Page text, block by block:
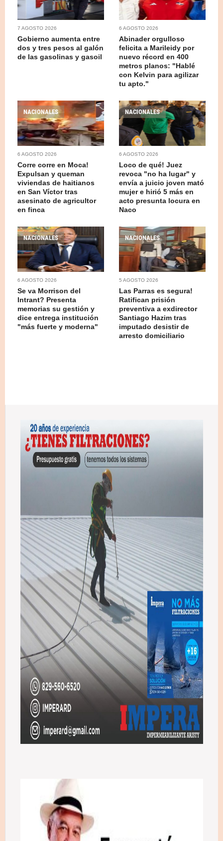
7 AGOSTO 2026
Gobierno aumenta entre
dos y tres pesos al galón
de las gasolinas y gasoil
6 AGOSTO 2026
Abinader orgulloso
felicita a Marileidy por
nuevo récord en 400
metros planos: "Hablé
con Kelvin para agilizar
tu apto."
NACIONALES
6 AGOSTO 2026
Corre corre en Moca!
Expulsan y queman
viviendas de haitianos
en San Víctor tras
asesinato de agricultor
en finca
NACIONALES
6 AGOSTO 2026
Loco de qué! Juez
revoca "no ha lugar" y
envía a juicio joven mató
mujer e hirió 5 más en
acto presunta locura en
Naco
NACIONALES
6 AGOSTO 2026
Se va Morrison del
Intrant? Presenta
memorias su gestión y
dice entrega institución
"más fuerte y moderna"
NACIONALES
5 AGOSTO 2026
Las Parras es segura!
Ratifican prisión
preventiva a exdirector
Santiago Hazim tras
imputado desistir de
arresto domiciliario